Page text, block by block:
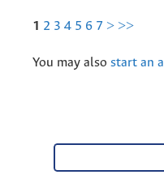
1 2 3 4 5 6 7 > >>
You may also start an